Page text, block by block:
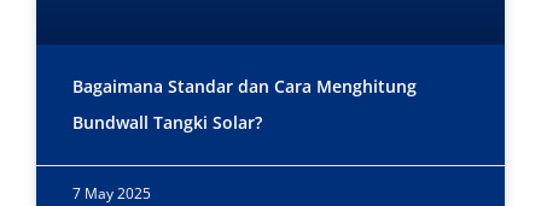
Bagaimana Standar dan Cara Menghitung
Bundwall Tangki Solar?
7 May 2025